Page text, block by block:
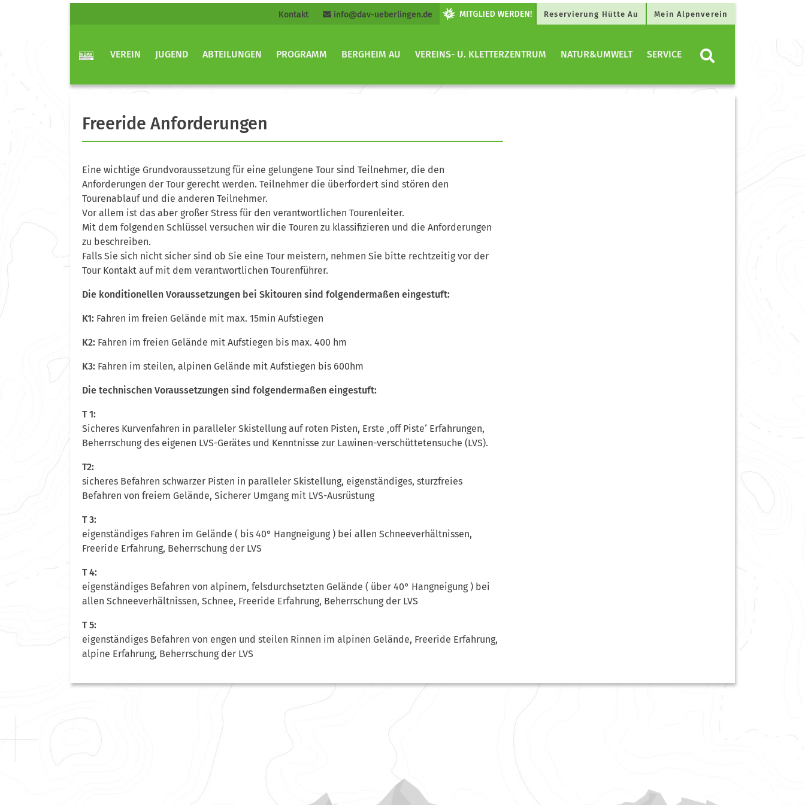
Kontakt info@dav-ueberlingen.de Reservierung Hütte Au Mein Alpenverein
VEREIN JUGEND ABTEILUNGEN PROGRAMM BERGHEIM AU VEREINS- U. KLETTERZENTRUM NATUR&UMWELT SERVICE
Freeride Anforderungen
Eine wichtige Grundvoraussetzung für eine gelungene Tour sind Teilnehmer, die den
Anforderungen der Tour gerecht werden. Teilnehmer die überfordert sind stören den
Tourenablauf und die anderen Teilnehmer.
Vor allem ist das aber großer Stress für den verantwortlichen Tourenleiter.
Mit dem folgenden Schlüssel versuchen wir die Touren zu klassifizieren und die Anforderungen
zu beschreiben.
Falls Sie sich nicht sicher sind ob Sie eine Tour meistern, nehmen Sie bitte rechtzeitig vor der
Tour Kontakt auf mit dem verantwortlichen Tourenführer.
Die konditionellen Voraussetzungen bei Skitouren sind folgendermaßen eingestuft:
K1: Fahren im freien Gelände mit max. 15min Aufstiegen
K2: Fahren im freien Gelände mit Aufstiegen bis max. 400 hm
K3: Fahren im steilen, alpinen Gelände mit Aufstiegen bis 600hm
Die technischen Voraussetzungen sind folgendermaßen eingestuft:
T 1:
Sicheres Kurvenfahren in paralleler Skistellung auf roten Pisten, Erste ‚off Piste‘ Erfahrungen,
Beherrschung des eigenen LVS-Gerätes und Kenntnisse zur Lawinen-verschüttetensuche (LVS).
T2:
sicheres Befahren schwarzer Pisten in paralleler Skistellung, eigenständiges, sturzfreies
Befahren von freiem Gelände, Sicherer Umgang mit LVS-Ausrüstung
T 3:
eigenständiges Fahren im Gelände ( bis 40° Hangneigung ) bei allen Schneeverhältnissen,
Freeride Erfahrung, Beherrschung der LVS
T 4:
eigenständiges Befahren von alpinem, felsdurchsetzten Gelände ( über 40° Hangneigung ) bei
allen Schneeverhältnissen, Schnee, Freeride Erfahrung, Beherrschung der LVS
T 5:
eigenständiges Befahren von engen und steilen Rinnen im alpinen Gelände, Freeride Erfahrung,
alpine Erfahrung, Beherrschung der LVS